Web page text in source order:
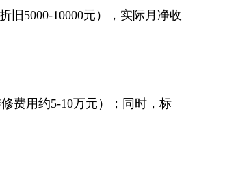
旧5000-10000元），实际月净收
费用约5-10万元）；同时，标